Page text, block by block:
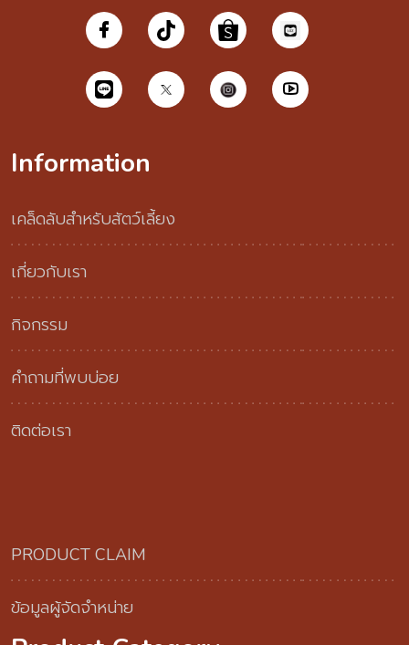
Information
เคล็ดลับสำหรับสัตว์เลี้ยง
เกี่ยวกับเรา
กิจกรรม
คำถามที่พบบ่อย
ติดต่อเรา
PRODUCT CLAIM
ข้อมูลผู้จัดจำหน่าย